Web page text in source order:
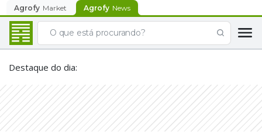
Agrofy Market Agrofy News
Destaque do dia: